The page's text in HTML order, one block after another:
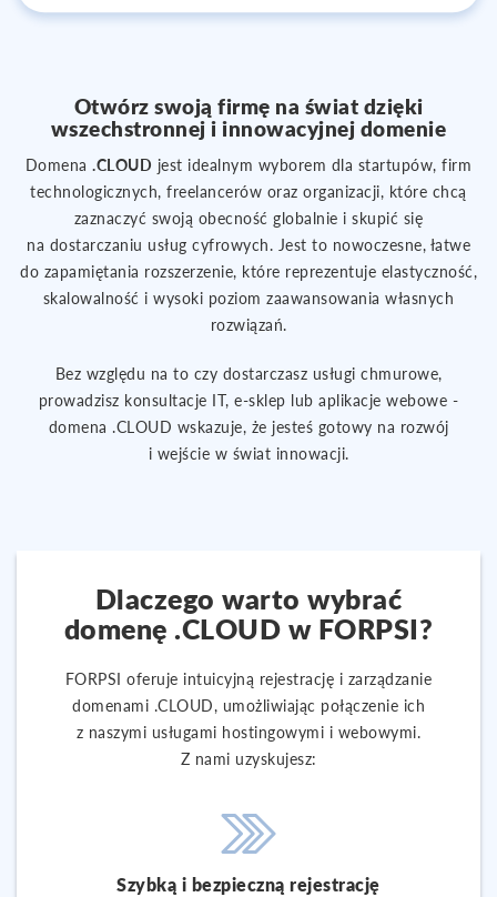
Otwórz swoją firmę na świat dzięki
wszechstronnej i innowacyjnej domenie
Domena.CLOUD jest idealnym wyborem dla startupów, firm
technologicznych, freelancerów oraz organizacji, które chcą
zaznaczyć swoją obecność globalnie i skupić się
na dostarczaniu usług cyfrowych. Jest to nowoczesne, łatwe
do zapamiętania rozszerzenie, które reprezentuje elastyczność,
skalowalność i wysoki poziom zaawansowania własnych
rozwiązań.
Bez względu na to czy dostarczasz usługi chmurowe,
prowadzisz konsultacje IT, e-sklep lub aplikacje webowe -
domena .CLOUD wskazuje, że jesteś gotowy na rozwój
i wejście w świat innowacji.
Dlaczego warto wybrać
domenę .CLOUD w FORPSI?
FORPSI oferuje intuicyjną rejestrację i zarządzanie
domenami .CLOUD, umożliwiając połączenie ich
z naszymi usługami hostingowymi i webowymi.
Z nami uzyskujesz:
Szybką i bezpieczną rejestrację